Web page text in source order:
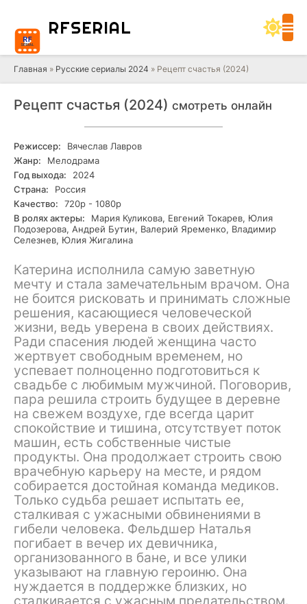
RFSERIAL
Главная » Русские сериалы 2024 » Рецепт счастья (2024)
Рецепт счастья (2024) смотреть онлайн
Режиссер:
Вячеслав Лавров
Жанр:
Мелодрама
Год выхода:
2024
Страна:
Россия
Качество:
720р - 1080р
В ролях актеры:
Мария Куликова, Евгений Токарев, Юлия
Подозерова, Андрей Бутин, Валерий Яременко, Владимир
Селезнев, Юлия Жигалина
Катерина исполнила самую заветную
мечту и стала замечательным врачом. Она
не боится рисковать и принимать сложные
решения, касающиеся человеческой
жизни, ведь уверена в своих действиях.
Ради спасения людей женщина часто
жертвует свободным временем, но
успевает полноценно подготовиться к
свадьбе с любимым мужчиной. Поговорив,
пара решила строить будущее в деревне
на свежем воздухе, где всегда царит
спокойствие и тишина, отсутствует поток
машин, есть собственные чистые
продукты. Она продолжает строить свою
врачебную карьеру на месте, и рядом
собирается достойная команда медиков.
Только судьба решает испытать ее,
сталкивая с ужасными обвинениями в
гибели человека. Фельдшер Наталья
погибает в вечер их девичника,
организованного в бане, и все улики
указывают на главную героиню. Она
нуждается в поддержке близких, но